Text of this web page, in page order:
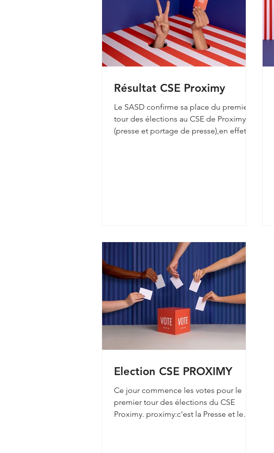
Résultat CSE Proximy
Le SASD confirme sa place du premier
tour des élections au CSE de Proximy
(presse et portage de presse),en effet
Election CSE PROXIMY
Ce jour commence les votes pour le
premier tour des élections du CSE
Proximy. proximy:c'est la Presse et le